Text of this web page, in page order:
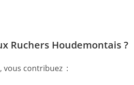
Ruchers Houdemontais ?
vous contribuez :